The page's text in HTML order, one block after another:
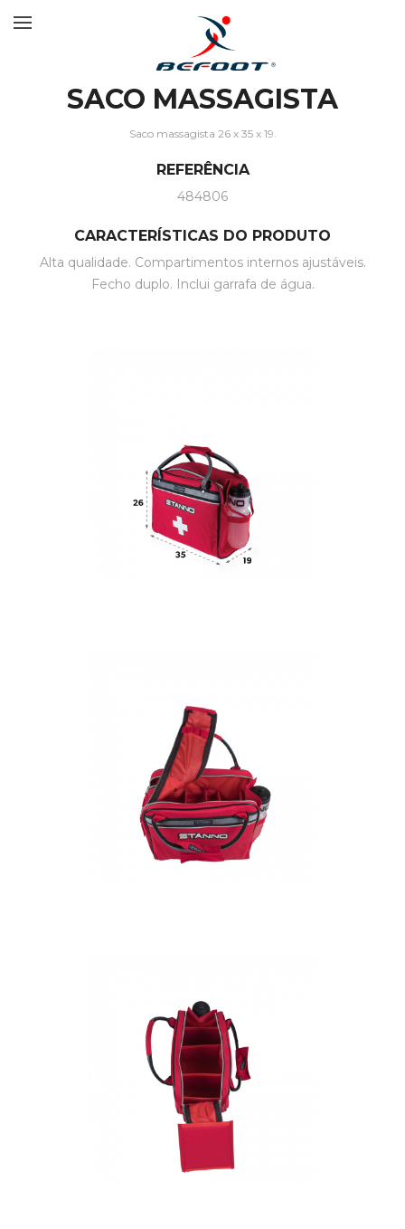
SACO MASSAGISTA
Saco massagista 26 x 35 x 19.
REFERÊNCIA
484806
CARACTERÍSTICAS DO PRODUTO
Alta qualidade. Compartimentos internos ajustáveis.
Fecho duplo. Inclui garrafa de água.